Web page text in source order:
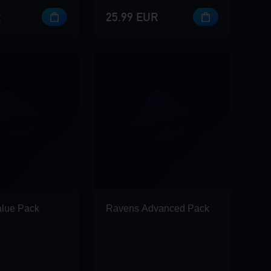
Pack
25.99 EUR
Ravens Advanced Pack